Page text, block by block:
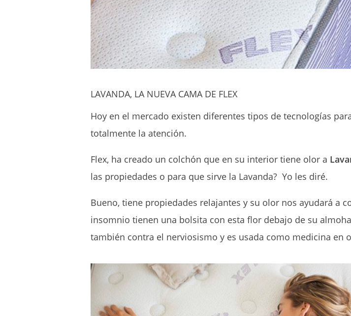
LAVANDA, LA NUEVA CAMA DE FLEX
Hoy en el mercado existen diferentes tipos de tecnologías
totalmente la atención.
Flex, ha creado un colchón que en su interior tiene olor a
las propiedades o para que sirve la Lavanda? Yo les diré.
Bueno, tiene propiedades relajantes y su olor nos ayudará a
insomnio tienen una bolsita con esta flor debajo de su
también contra el nerviosismo y es usada como medicina en